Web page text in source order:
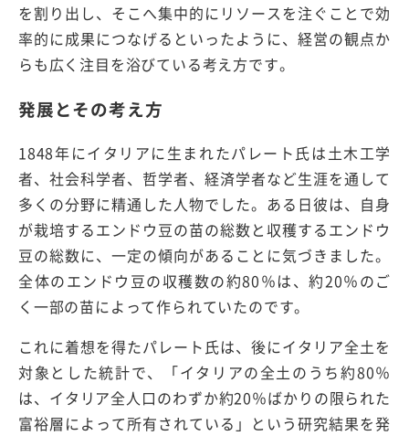
を割り出し、そこへ集中的にリソースを注ぐことで効
率的に成果につなげるといったように、経営の観点か
らも広く注目を浴びている考え方です。
発展とその考え方
1848年にイタリアに生まれたパレート氏は土木工学
者、社会科学者、哲学者、経済学者など生涯を通して
多くの分野に精通した人物でした。ある日彼は、自身
が栽培するエンドウ豆の苗の総数と収穫するエンドウ
豆の総数に、一定の傾向があることに気づきました。
全体のエンドウ豆の収穫数の約80％は、約20％のご
く一部の苗によって作られていたのです。
これに着想を得たパレート氏は、後にイタリア全土を
対象とした統計で、「イタリアの全土のうち約80％
は、イタリア全人口のわずか約20％ばかりの限られた
富裕層によって所有されている」という研究結果を発